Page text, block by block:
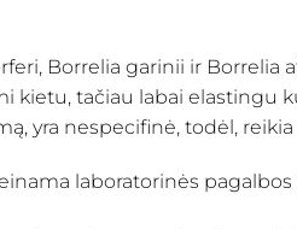
Borrelia garinii ir Borrelia
kietu, tačiau labai elastingu
yra nespecifinė, todėl,
laboratorinės